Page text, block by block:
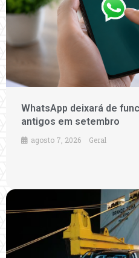
WhatsApp deixará de
antigos em setembro
agosto 7, 2026 Geral